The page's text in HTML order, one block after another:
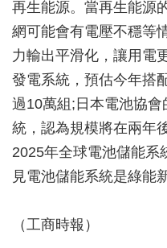
再生能源。當再生能源
網可能會有電壓不穩等
力輸出平滑化，讓用電
發電系統，預估今年搭
過10萬組;日本電池協
統，認為規模將在兩年
2025年全球電池儲能系
見電池儲能系統是綠能
（工商時報）